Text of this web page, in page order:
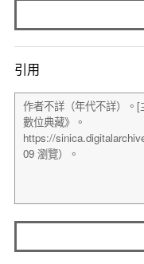
引用